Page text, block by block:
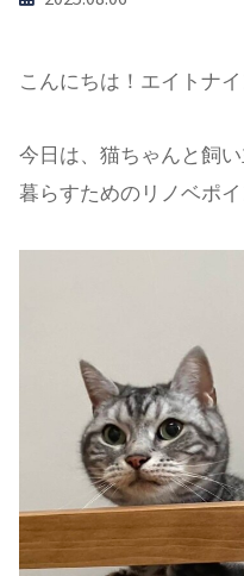
こんにちは！エイトナ
今日は、猫ちゃんと飼
暮らすためのリノベポ